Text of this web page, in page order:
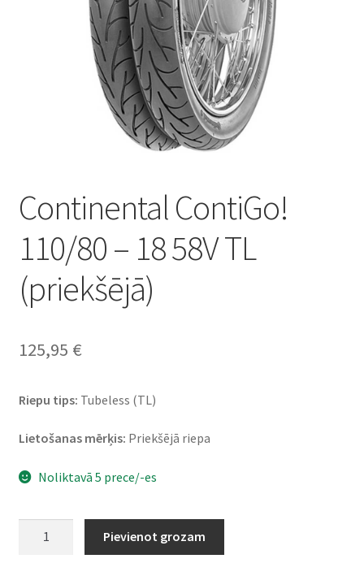
Continental ContiGo!
110/80 – 18 58V TL
(priekšējā)
125,95 €
Riepu tips: Tubeless (TL)
Lietošanas mērķis: Priekšējā riepa
Noliktavā 5 prece/-es
Pievienot grozam